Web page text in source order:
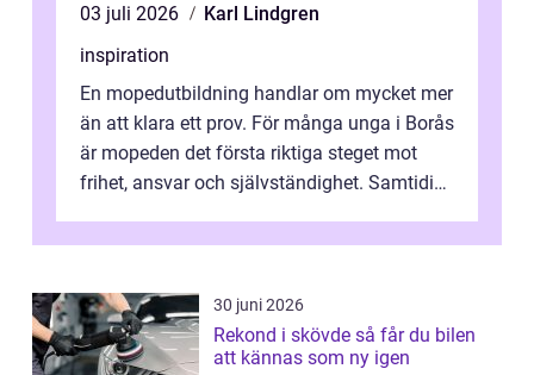
03 juli 2026
Karl Lindgren
inspiration
En mopedutbildning handlar om mycket mer
än att klara ett prov. För många unga i Borås
är mopeden det första riktiga steget mot
frihet, ansvar och självständighet. Samtidigt
30 juni 2026
Rekond i skövde så får du bilen
att kännas som ny igen